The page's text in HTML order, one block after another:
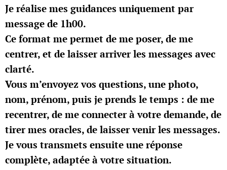
Je réalise mes guidances uniquement par
message de 1h00.
Ce format me permet de me poser, de me
centrer, et de laisser arriver les messages avec
clarté.
Vous m’envoyez vos questions, une photo,
nom, prénom, puis je prends le temps : de me
recentrer, de me connecter à votre demande, de
tirer mes oracles, de laisser venir les messages.
Je vous transmets ensuite une réponse
complète, adaptée à votre situation.